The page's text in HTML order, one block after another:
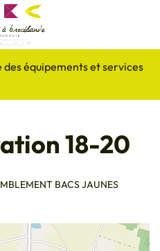
De l'oust à Brocéliande
équipements et services
18-20
BACS JAUNES